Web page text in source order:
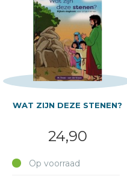
WAT ZIJN DEZE STENEN?
24,90
Op voorraad